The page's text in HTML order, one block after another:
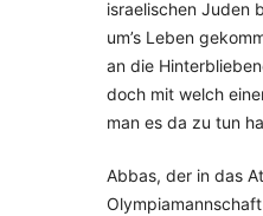
israelischen Juden
um’s Leben
an die
doch mit welch
man es da zu tun
Abbas, der in das